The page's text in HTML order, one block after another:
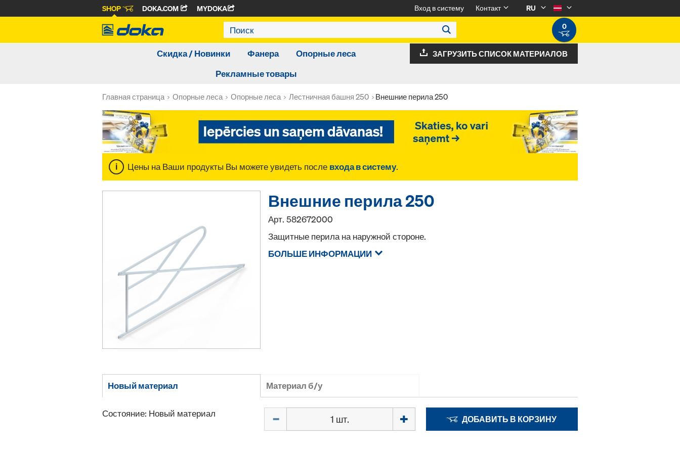
SHOP DOKA.COM MYDOKA Вход в систему Контакт
RU
0
Скидка / Новинки Фанера
Опорные леса
Рекламные товары
ЗАГРУЗИТЬ СПИСОК МАТЕРИАЛОВ
Главная страница Опорные леса Опорные леса Лестничная башня 250 Внешние перила 250
Цены на Ваши продукты Вы можете увидеть после входа в систему.
Внешние перила 250
Арт.582672000
Защитные перила на наружной стороне.
БОЛЬШЕ ИНФОРМАЦИИ
Новый материал Материал б/у
Состояние: Новый материал ДОБАВИТЬ В КОРЗИНУ